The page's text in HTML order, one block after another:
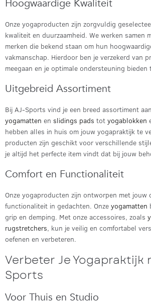
Hoogwaardige Kwaliteit
Onze yogaproducten zijn zorgvuldig
kwaliteit en duurzaamheid. We werken samen
merken die bekend staan om hun
vakmanschap. Hierdoor ben je verzekerd van
meegaan en je optimale ondersteuning bieden
Uitgebreid Assortiment
Bij AJ-Sports vind je een breed assortiment
yogamatten en slidings pads tot yogablokken
hebben alles in huis om jouw yogapraktijk te
producten zijn geschikt voor verschillende
je altijd het perfecte item vindt dat bij jouw
Comfort en Functionaliteit
Onze yogaproducten zijn ontworpen met jouw
functionaliteit in gedachten. Onze yogamatten
grip en demping. Met onze accessoires, zoals
rugstretchers, kun je veilig en comfortabel
oefenen en verbeteren.
Verbeter Je Yogapraktijk
Sports
Voor Thuis en Studio